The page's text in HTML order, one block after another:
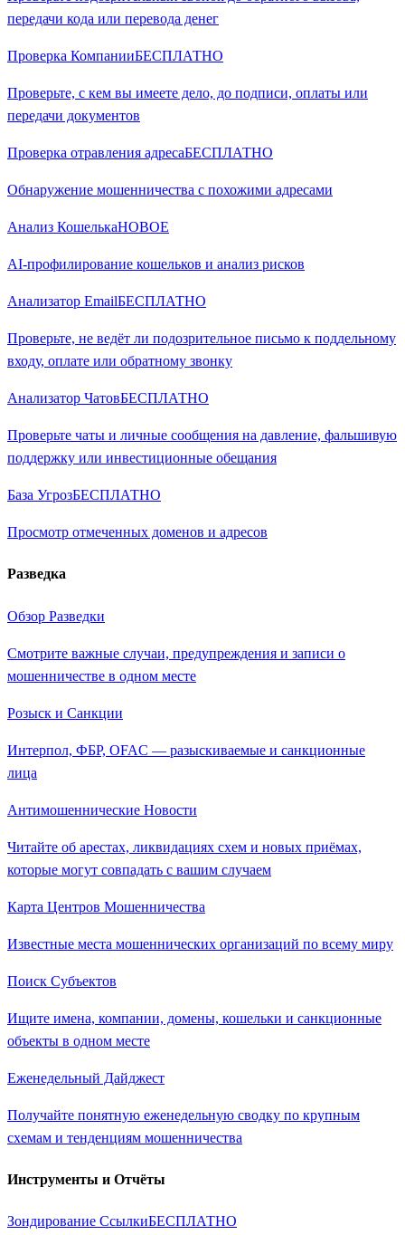
передачи кода или перевода денег
Проверка КомпанииБЕСПЛАТНО
Проверьте, с кем вы имеете дело, до подписи, оплаты или
передачи документов
Проверка отравления адресаБЕСПЛАТНО
Обнаружение мошенничества с похожими адресами
Анализ КошелькаНОВОЕ
AI-профилирование кошельков и анализ рисков
Анализатор EmailБЕСПЛАТНО
Проверьте, не ведёт ли подозрительное письмо к поддельному
входу, оплате или обратному звонку
Анализатор ЧатовБЕСПЛАТНО
Проверьте чаты и личные сообщения на давление, фальшивую
поддержку или инвестиционные обещания
База УгрозБЕСПЛАТНО
Просмотр отмеченных доменов и адресов
Разведка
Обзор Разведки
Смотрите важные случаи, предупреждения и записи о
мошенничестве в одном месте
Розыск и Санкции
Интерпол, ФБР, OFAC — разыскиваемые и санкционные
лица
Антимошеннические Новости
Читайте об арестах, ликвидациях схем и новых приёмах,
которые могут совпадать с вашим случаем
Карта Центров Мошенничества
Известные места мошеннических организаций по всему миру
Поиск Субъектов
Ищите имена, компании, домены, кошельки и санкционные
объекты в одном месте
Еженедельный Дайджест
Получайте понятную еженедельную сводку по крупным
схемам и тенденциям мошенничества
Инструменты и Отчёты
Зондирование СсылкиБЕСПЛАТНО